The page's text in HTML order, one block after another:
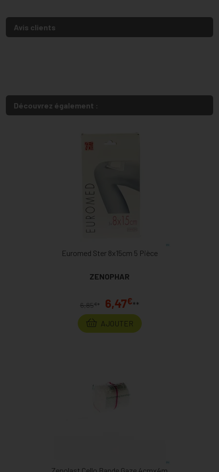
Avis clients
Découvrez également :
Euromed Ster 8x15cm 5 Pièce
ZENOPHAR
6,85€ * 6,47€**
AJOUTER